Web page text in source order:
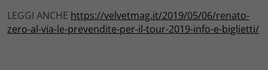
LEGGI ANCHE https://velvetmag.it/2019/05/06/renato-
zero-al-via-le-prevendite-per-il-tour-2019-info-e-biglietti/